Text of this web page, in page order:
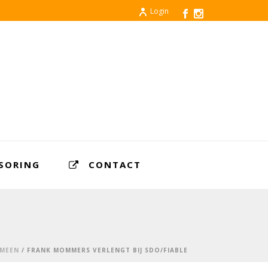
Login
CONTACT
/ FRANK MOMMERS VERLENGT BIJ SDO/FIABLE